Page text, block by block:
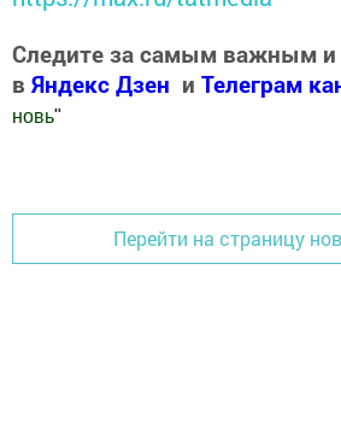
Следите за самым важным
в Яндекс Дзен и Телеграм
новь"
Перейти на страницу